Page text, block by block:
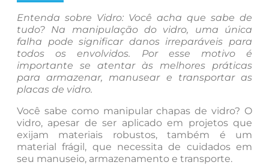
Entenda sobre Vidro: Você acha que sabe de
tudo? Na manipulação do vidro, uma única
falha pode significar danos irreparáveis para
todos os envolvidos. Por esse motivo é
importante se atentar às melhores práticas
para armazenar, manusear e transportar as
placas de vidro.
Você sabe como manipular chapas de vidro? O
vidro, apesar de ser aplicado em projetos que
exijam materiais robustos, também é um
material frágil, que necessita de cuidados em
seu manuseio, armazenamento e transporte.